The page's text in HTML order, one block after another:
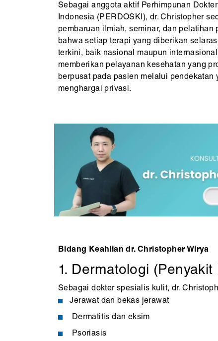
Sebagai anggota aktif Perhimpunan
Indonesia (PERDOSKI), dr. Christopher
pembaruan ilmiah, seminar, dan pelatihan
bahwa setiap terapi yang diberikan
terkini, baik nasional maupun
memberikan pelayanan kesehatan yang
berpusat pada pasien melalui pendekatan
menghargai privasi.
Bidang Keahlian dr. Christopher Wirya
1. Dermatologi (Penyakit
Sebagai dokter spesialis kulit, dr.
Jerawat dan bekas jerawat
Dermatitis dan eksim
Psoriasis